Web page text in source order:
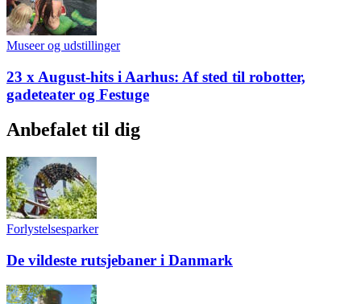
Museer og udstillinger
23 x August-hits i Aarhus: Af sted til robotter,
gadeteater og Festuge
Anbefalet til dig
Forlystelsesparker
De vildeste rutsjebaner i Danmark